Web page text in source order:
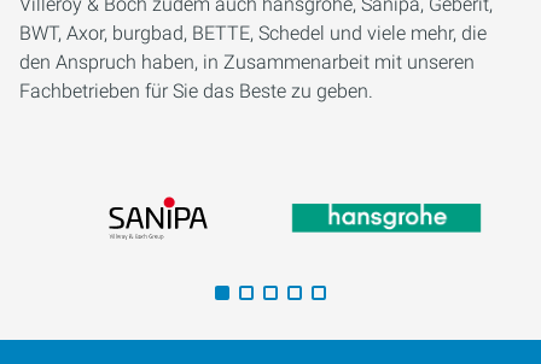
BWT, Axor, burgbad, BETTE, Schedel und viele mehr, die
den Anspruch haben, in Zusammenarbeit mit unseren
Fachbetrieben für Sie das Beste zu geben.